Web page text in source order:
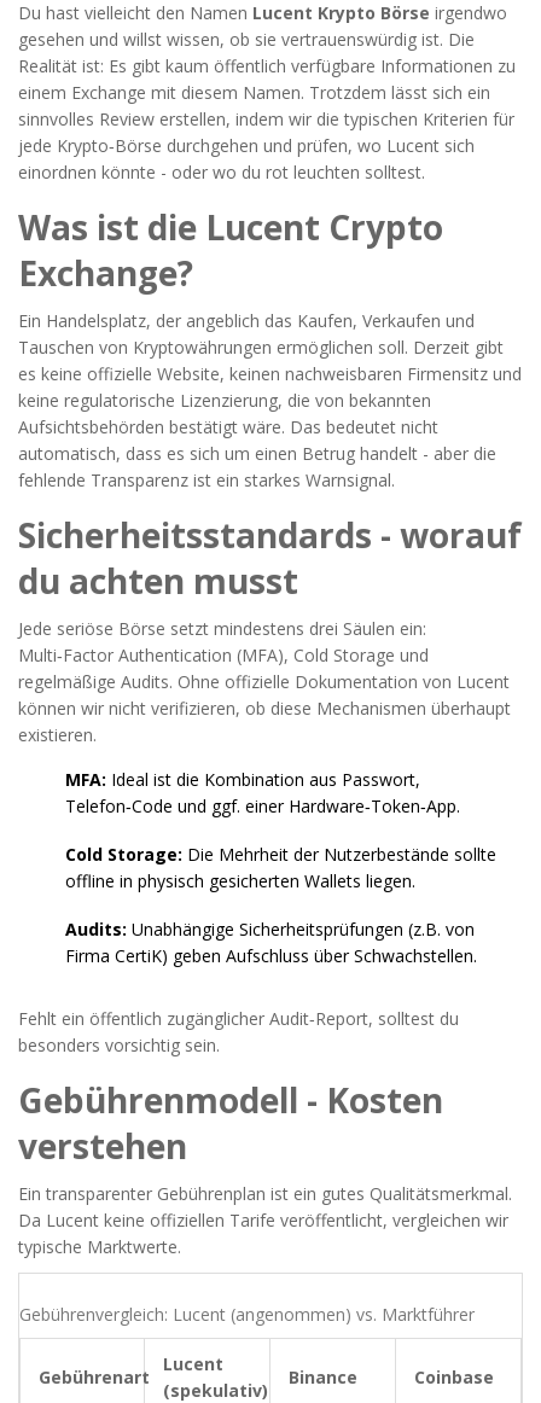
Du hast vielleicht den Namen Lucent Krypto Börse irgendwo
gesehen und willst wissen, ob sie vertrauenswürdig ist. Die
Realität ist: Es gibt kaum öffentlich verfügbare Informationen zu
einem Exchange mit diesem Namen. Trotzdem lässt sich ein
sinnvolles Review erstellen, indem wir die typischen Kriterien für
jede Krypto‑Börse durchgehen und prüfen, wo Lucent sich
einordnen könnte - oder wo du rot leuchten solltest.
Was ist die Lucent Crypto
Exchange?
Ein Handelsplatz, der angeblich das Kaufen, Verkaufen und
Tauschen von Kryptowährungen ermöglichen soll. Derzeit gibt
es keine offizielle Website, keinen nachweisbaren Firmensitz und
keine regulatorische Lizenzierung, die von bekannten
Aufsichtsbehörden bestätigt wäre. Das bedeutet nicht
automatisch, dass es sich um einen Betrug handelt - aber die
fehlende Transparenz ist ein starkes Warnsignal.
Sicherheitsstandards - worauf
du achten musst
Jede seriöse Börse setzt mindestens drei Säulen ein:
Multi‑Factor Authentication (MFA), Cold Storage und
regelmäßige Audits. Ohne offizielle Dokumentation von Lucent
können wir nicht verifizieren, ob diese Mechanismen überhaupt
existieren.
MFA: Ideal ist die Kombination aus Passwort,
Telefon‑Code und ggf. einer Hardware‑Token‑App.
Cold Storage: Die Mehrheit der Nutzerbestände sollte
offline in physisch gesicherten Wallets liegen.
Audits: Unabhängige Sicherheitsprüfungen (z.B. von
Firma CertiK) geben Aufschluss über Schwachstellen.
Fehlt ein öffentlich zugänglicher Audit‑Report, solltest du
besonders vorsichtig sein.
Gebührenmodell - Kosten
verstehen
Ein transparenter Gebührenplan ist ein gutes Qualitätsmerkmal.
Da Lucent keine offiziellen Tarife veröffentlicht, vergleichen wir
typische Marktwerte.
Gebührenvergleich: Lucent (angenommen) vs. Marktführer
Gebührenart
Lucent
(spekulativ)
Binance Coinbase